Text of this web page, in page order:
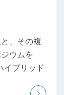
、その複
ウムを
ブリッド